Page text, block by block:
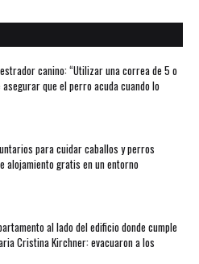
canino: “Utilizar una correa de 5 o
que el perro acuda cuando lo
para cuidar caballos y perros
alojamiento gratis en un entorno
al lado del edificio donde cumple
Cristina Kirchner: evacuaron a los